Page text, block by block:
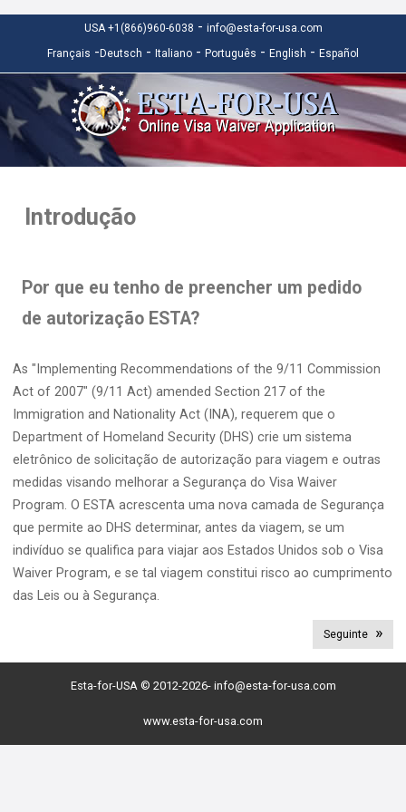
USA +1(866)960-6038 - info@esta-for-usa.com
Français - Deutsch - Italiano - Português - English - Español
Introdução
Por que eu tenho de preencher um pedido
de autorização ESTA?
As "Implementing Recommendations of the 9/11 Commission
Act of 2007" (9/11 Act) amended Section 217 of the
Immigration and Nationality Act (INA), requerem que o
Department of Homeland Security (DHS) crie um sistema
eletrônico de solicitação de autorização para viagem e outras
medidas visando melhorar a Segurança do Visa Waiver
Program. O ESTA acrescenta uma nova camada de Segurança
que permite ao DHS determinar, antes da viagem, se um
indivíduo se qualifica para viajar aos Estados Unidos sob o Visa
Waiver Program, e se tal viagem constitui risco ao cumprimento
das Leis ou à Segurança.
Seguinte
Esta-for-USA © 2012-2026- info@esta-for-usa.com
www.esta-for-usa.com